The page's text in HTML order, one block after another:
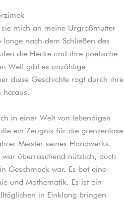
mich an meine Urgroßmutter
nach dem Schließen des
die Hecke und ihre poetische
Welt gibt es unzählige
diese Geschichte ragt durch ihre
heraus.
in einer Welt von lebendigen
ein Zeugnis für die grenzenlose
Meister seines Handwerks.
überraschend nützlich, auch
Geschmack war. Es bot eine
und Mathematik. Es ist ein
in Einklang bringen